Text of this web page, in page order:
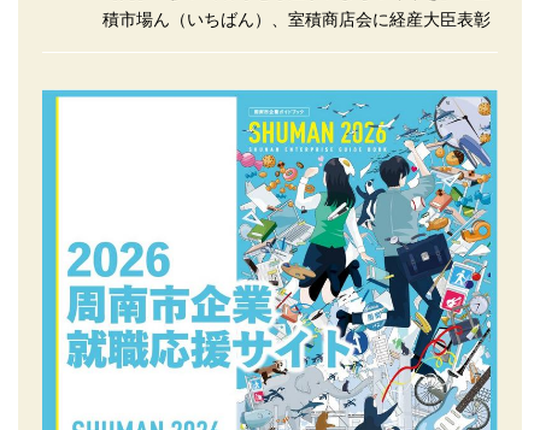
積市場ん（いちばん）、室積商店会に経産大臣表彰